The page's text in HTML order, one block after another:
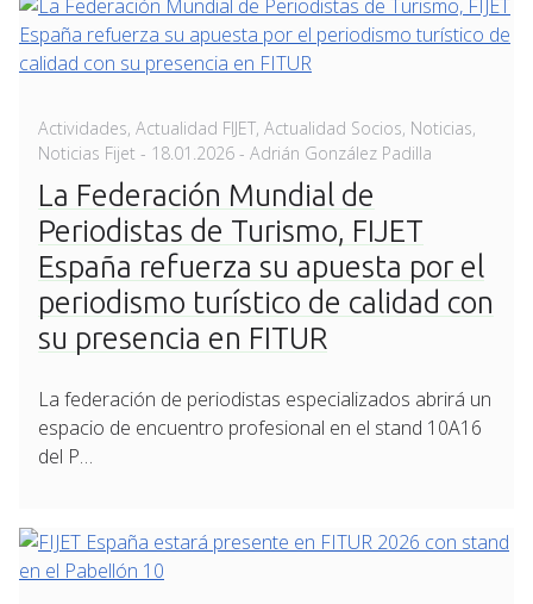
Actividades, Actualidad FIJET, Actualidad Socios, Noticias,
Noticias Fijet - Posted
18.01.2026 - Adrián González Padilla
La Federación Mundial de
Periodistas de Turismo, FIJET
España refuerza su apuesta por el
periodismo turístico de calidad con
su presencia en FITUR
La federación de periodistas especializados abrirá un
espacio de encuentro profesional en el stand 10A16
del P…